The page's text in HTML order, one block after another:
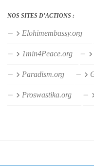
NOS SITES D’ACTIONS :
Elohimembassy.org
1min4Peace.org
Paradism.org
Proswastika.org